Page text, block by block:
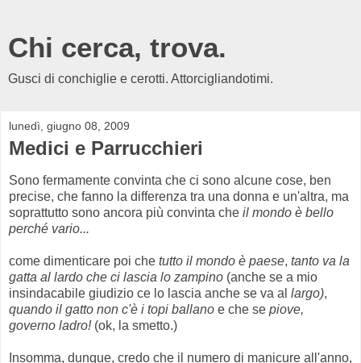
Chi cerca, trova.
Gusci di conchiglie e cerotti. Attorcigliandotimi.
lunedì, giugno 08, 2009
Medici e Parrucchieri
Sono fermamente convinta che ci sono alcune cose, ben
precise, che fanno la differenza tra una donna e un'altra, ma
soprattutto sono ancora più convinta che il mondo è bello
perché vario...
come dimenticare poi che tutto il mondo è paese, tanto va la
gatta al lardo che ci lascia lo zampino (anche se a mio
insindacabile giudizio ce lo lascia anche se va al largo),
quando il gatto non c'è i topi ballano e che se piove,
governo ladro! (ok, la smetto.)
Insomma, dunque, credo che il numero di manicure all'anno,